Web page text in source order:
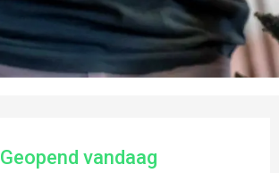
Geopend vandaag